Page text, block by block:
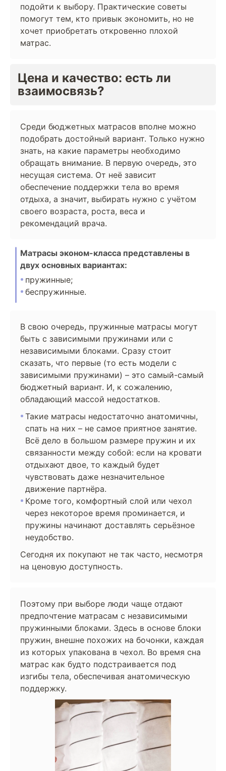
подойти к выбору. Практические советы
помогут тем, кто привык экономить, но не
хочет приобретать откровенно плохой
матрас.
Цена и качество: есть ли
взаимосвязь?
Среди бюджетных матрасов вполне можно
подобрать достойный вариант. Только нужно
знать, на какие параметры необходимо
обращать внимание. В первую очередь, это
несущая система. От неё зависит
обеспечение поддержки тела во время
отдыха, а значит, выбирать нужно с учётом
своего возраста, роста, веса и
рекомендаций врача.
Матрасы эконом-класса представлены в
двух основных вариантах:
пружинные;
беспружинные.
В свою очередь, пружинные матрасы могут
быть с зависимыми пружинами или с
независимыми блоками. Сразу стоит
сказать, что первые (то есть модели с
зависимыми пружинами) – это самый-самый
бюджетный вариант. И, к сожалению,
обладающий массой недостатков.
Такие матрасы недостаточно анатомичны,
спать на них – не самое приятное занятие.
Всё дело в большом размере пружин и их
связанности между собой: если на кровати
отдыхают двое, то каждый будет
чувствовать даже незначительное
движение партнёра.
Кроме того, комфортный слой или чехол
через некоторое время проминается, и
пружины начинают доставлять серьёзное
неудобство.
Сегодня их покупают не так часто, несмотря
на ценовую доступность.
Поэтому при выборе люди чаще отдают
предпочтение матрасам с независимыми
пружинными блоками. Здесь в основе блоки
пружин, внешне похожих на бочонки, каждая
из которых упакована в чехол. Во время сна
матрас как будто подстраивается под
изгибы тела, обеспечивая анатомическую
поддержку.